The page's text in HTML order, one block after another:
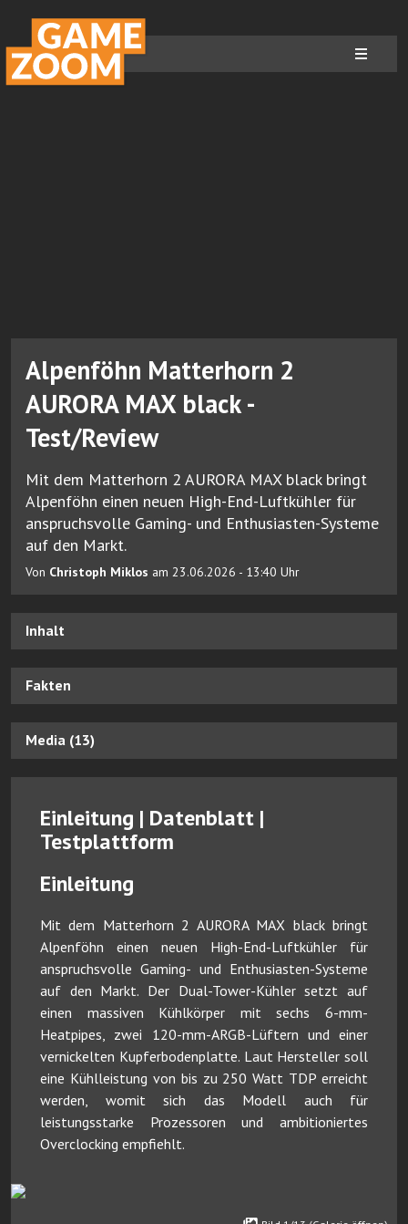
Alpenföhn Matterhorn 2
AURORA MAX black -
Test/Review
Mit dem Matterhorn 2 AURORA MAX black bringt
Alpenföhn einen neuen High-End-Luftkühler für
anspruchsvolle Gaming- und Enthusiasten-Systeme
auf den Markt.
Von Christoph Miklos am 23.06.2026 - 13:40 Uhr
Inhalt
Fakten
Media (13)
Einleitung | Datenblatt |
Testplattform
Einleitung
Mit dem Matterhorn 2 AURORA MAX black bringt
Alpenföhn einen neuen High-End-Luftkühler für
anspruchsvolle Gaming- und Enthusiasten-Systeme
auf den Markt. Der Dual-Tower-Kühler setzt auf
einen massiven Kühlkörper mit sechs 6-mm-
Heatpipes, zwei 120-mm-ARGB-Lüftern und einer
vernickelten Kupferbodenplatte. Laut Hersteller soll
eine Kühlleistung von bis zu 250 Watt TDP erreicht
werden, womit sich das Modell auch für
leistungsstarke Prozessoren und ambitioniertes
Overclocking empfiehlt.